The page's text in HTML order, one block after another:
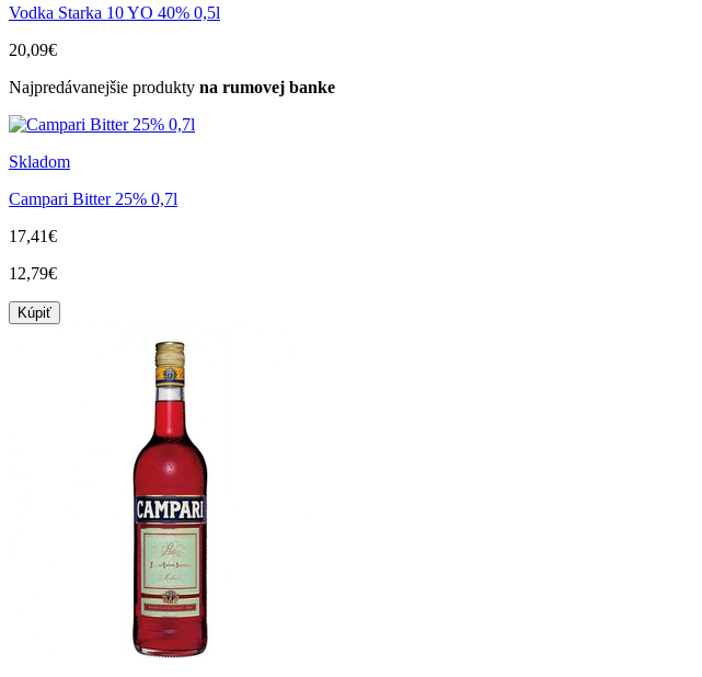
Vodka Starka 10 YO 40% 0,5l
20,09€
Najpredávanejšie produkty na rumovej banke
Skladom
Campari Bitter 25% 0,7l
17,41€
12,79€
Kúpiť